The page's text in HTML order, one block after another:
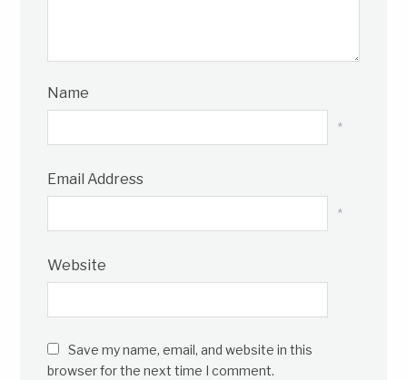
Name
*
Email Address
*
Website
Save my name, email, and website in this
browser for the next time I comment.